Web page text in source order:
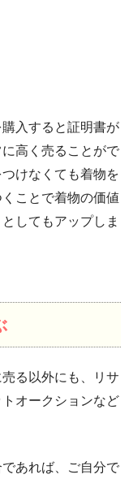
入すると証明書が
高く売ることがで
けなくても着物を
ことで着物の価値
してもアップしま
る以外にも、リサ
オークションなど
あれば、ご自分で